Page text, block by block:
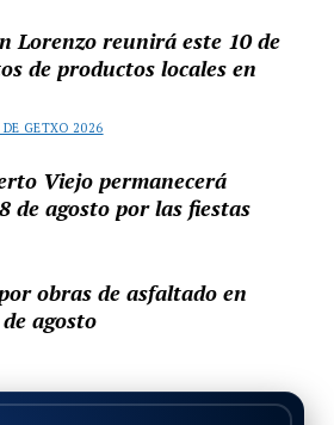
Lorenzo reunirá este 10 de
de productos locales en
DE GETXO 2026
Viejo permanecerá
de agosto por las fiestas
obras de asfaltado en
agosto